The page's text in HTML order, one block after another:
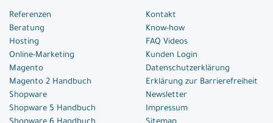
Referenzen
Beratung
Hosting
Online-Marketing
Magento
Magento 2 Handbuch
Shopware
Shopware 5 Handbuch
Kontakt
Know-how
FAQ Videos
Kunden Login
Datenschutzerklärung
Erklärung zur Barrierefreiheit
Newsletter
Impressum